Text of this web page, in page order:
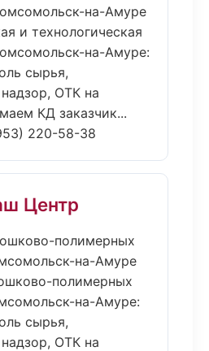
на-Амуре
и технологическая
на-Амуре:
сырья,
ОТК на
КД заказчик...
220-58-38
Центр
полимерных
на-Амуре
полимерных
на-Амуре:
сырья,
ОТК на